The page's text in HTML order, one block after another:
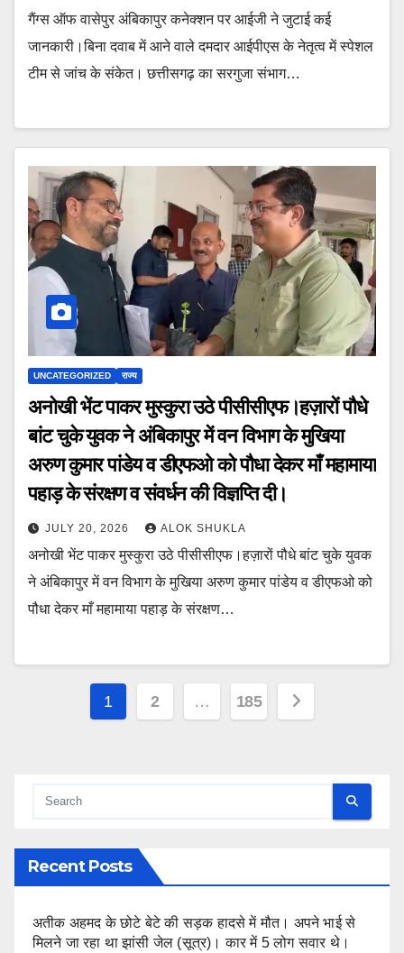
गैंग्स ऑफ वासेपुर अंबिकापुर कनेक्शन पर आईजी ने जुटाई कई
जानकारी।बिना दवाब में आने वाले दमदार आईपीएस के नेतृत्व में स्पेशल
टीम से जांच के संकेत। छत्तीसगढ़ का सरगुजा संभाग…
UNCATEGORIZED राज्य
अनोखी भेंट पाकर मुस्कुरा उठे पीसीसीएफ।हज़ारों पौधे
बांट चुके युवक ने अंबिकापुर में वन विभाग के मुखिया
अरुण कुमार पांडेय व डीएफओ को पौधा देकर माँ महामाया
पहाड़ के संरक्षण व संवर्धन की विज्ञप्ति दी।
JULY 20, 2026 ALOK SHUKLA
अनोखी भेंट पाकर मुस्कुरा उठे पीसीसीएफ।हज़ारों पौधे बांट चुके युवक
ने अंबिकापुर में वन विभाग के मुखिया अरुण कुमार पांडेय व डीएफओ को
पौधा देकर माँ महामाया पहाड़ के संरक्षण…
Posts
1 2 … 185
Recent Posts
अतीक अहमद के छोटे बेटे की सड़क हादसे में मौत। अपने भाई से
मिलने जा रहा था झांसी जेल (सूत्र)। कार में 5 लोग सवार थे।